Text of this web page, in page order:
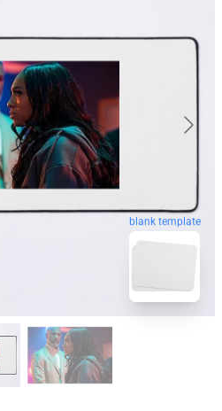
blank template